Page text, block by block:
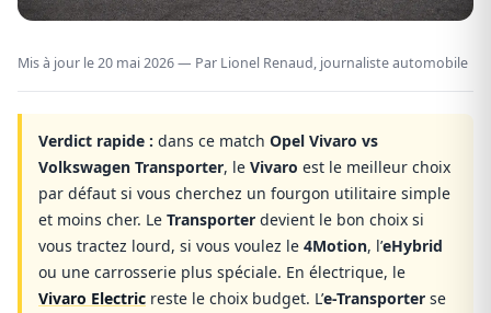
Mis à jour le20 mai 2026— Par Lionel Renaud, journaliste automobile
Verdict rapide : dans ce match Opel Vivaro vs
Volkswagen Transporter, le Vivaro est le meilleur choix
par défaut si vous cherchez un fourgon utilitaire simple
et moins cher. Le Transporter devient le bon choix si
vous tractez lourd, si vous voulez le 4Motion, l’eHybrid
ou une carrosserie plus spéciale. En électrique, le
Vivaro Electric reste le choix budget. L’e-Transporter se